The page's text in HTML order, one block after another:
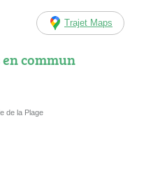
Trajet Maps
commun
de la Plage